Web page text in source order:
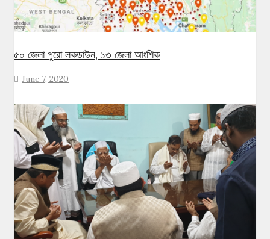
৫০ জেলা পুরো লকডাউন, ১৩ জেলা আংশিক
June 7, 2020